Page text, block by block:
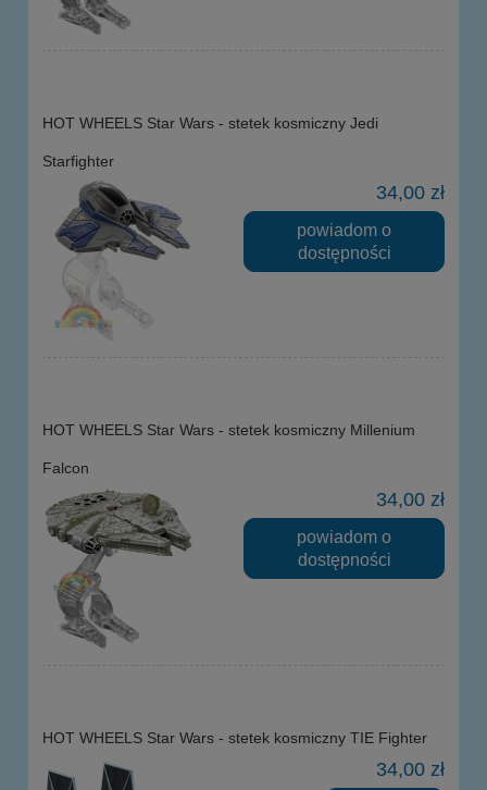
HOT WHEELS Star Wars - stetek kosmiczny Jedi
Starfighter
34,00 zł
powiadom o
dostępności
HOT WHEELS Star Wars - stetek kosmiczny Millenium
Falcon
34,00 zł
powiadom o
dostępności
HOT WHEELS Star Wars - stetek kosmiczny TIE Fighter
34,00 zł